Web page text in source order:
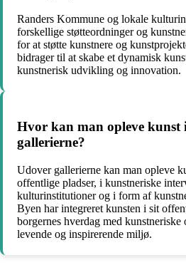
Randers Kommune og lokale
forskellige støtteordninger og
for at støtte kunstnere og
bidrager til at skabe et dynamisk
kunstnerisk udvikling og innovation.
Hvor kan man opleve kunst
gallerierne?
Udover gallerierne kan man opleve
offentlige pladser, i kunstneriske
kulturinstitutioner og i form af
Byen har integreret kunsten i sit
borgernes hverdag med kunstneriske
levende og inspirerende miljø.